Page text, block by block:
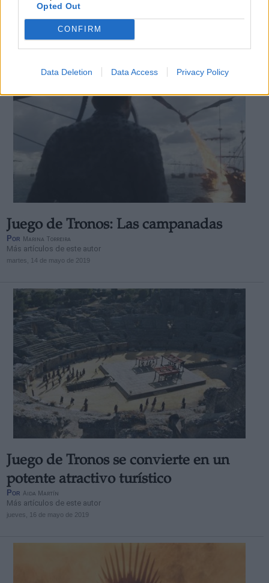
Opted Out
CONFIRM
Data Deletion Data Access Privacy Policy
La Hora Digital
Más artículos de este autor
lunes, 6 de mayo de 2019
Juego de Tronos: Las campanadas
Por Marina Torreira
Más artículos de este autor
martes, 14 de mayo de 2019
Juego de Tronos se convierte en un
potente atractivo turístico
Por Aida Martín
Más artículos de este autor
jueves, 16 de mayo de 2019